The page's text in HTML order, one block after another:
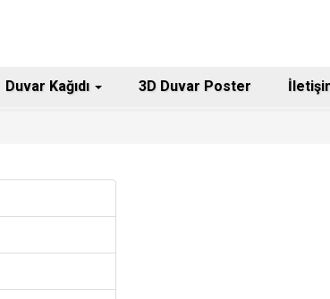
Duvar Kağıdı 3D Duvar Poster